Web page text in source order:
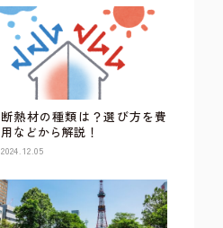
断熱材の種類は？選び方を費
用などから解説！
2024.12.05 すべてが見られるウェブカタログ